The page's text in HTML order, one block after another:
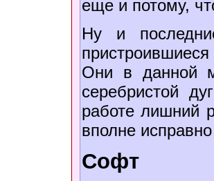
еще и потому,
Ну и
Они в данной
серебристой
работе лишний
вполне
Софт